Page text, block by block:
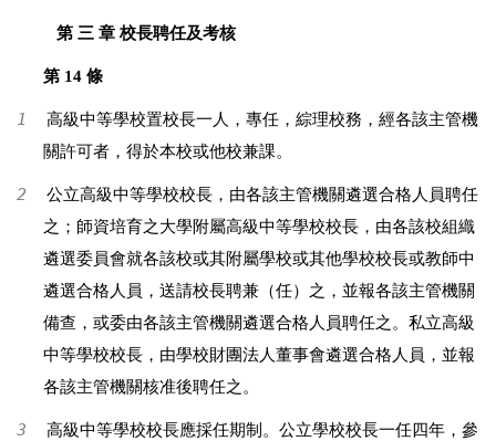
第 三 章 校長聘任及考核
第 14 條
1 高級中等學校置校長一人，專任，綜理校務，經各該主管機
關許可者，得於本校或他校兼課。
2 公立高級中等學校校長，由各該主管機關遴選合格人員聘任
之；師資培育之大學附屬高級中等學校校長，由各該校組織
遴選委員會就各該校或其附屬學校或其他學校校長或教師中
遴選合格人員，送請校長聘兼（任）之，並報各該主管機關
備查，或委由各該主管機關遴選合格人員聘任之。私立高級
中等學校校長，由學校財團法人董事會遴選合格人員，並報
各該主管機關核准後聘任之。
3 高級中等學校校長應採任期制。公立學校校長一任四年，參